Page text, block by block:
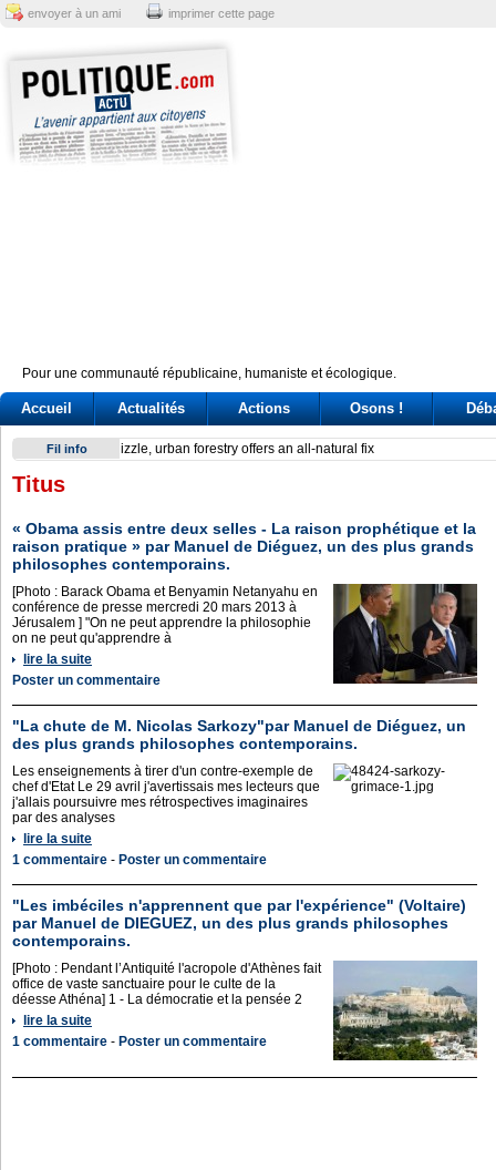
envoyer à un ami imprimer cette page
Pour une communauté républicaine, humaniste et écologique.
Accueil Actualités Actions Osons !
Fil info Reactor at Kansai Electric’s Oi plant stops after alarm
Titus
« Obama assis entre deux selles - La raison prophétique et la
raison pratique » par Manuel de Diéguez, un des plus grands
philosophes contemporains.
[Photo : Barack Obama et Benyamin Netanyahu en
conférence de presse mercredi 20 mars 2013 à
Jérusalem ] "On ne peut apprendre la philosophie
on ne peut qu'apprendre à
lire la suite
Poster un commentaire
"La chute de M. Nicolas Sarkozy"par Manuel de Diéguez, un
des plus grands philosophes contemporains.
Les enseignements à tirer d'un contre-exemple de
chef d'Etat Le 29 avril j'avertissais mes lecteurs que
j'allais poursuivre mes rétrospectives imaginaires
par des analyses
lire la suite
1 commentaire - Poster un commentaire
"Les imbéciles n'apprennent que par l'expérience" (Voltaire)
par Manuel de DIEGUEZ, un des plus grands philosophes
contemporains.
[Photo : Pendant l’Antiquité l'acropole d'Athènes fait
office de vaste sanctuaire pour le culte de la
déesse Athéna] 1 - La démocratie et la pensée 2
lire la suite
1 commentaire - Poster un commentaire